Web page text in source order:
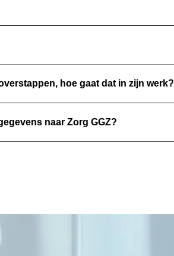
hoe gaat dat in zijn werk?
naar Zorg GGZ?